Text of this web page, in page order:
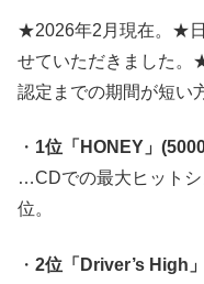
★2026年2月現在。★日
せていただきました。
認定までの期間が短い
・ 1位「HONEY」
…CDでの最大ヒット
位。
・ 2位「Driver’s High